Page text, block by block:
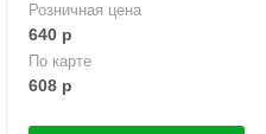
Розничная цена
640 р
По карте
608 р